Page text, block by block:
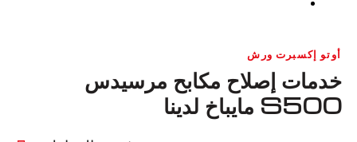
أوتو إكسبرت ورش
خدمات إصلاح مكابح مرسيدس